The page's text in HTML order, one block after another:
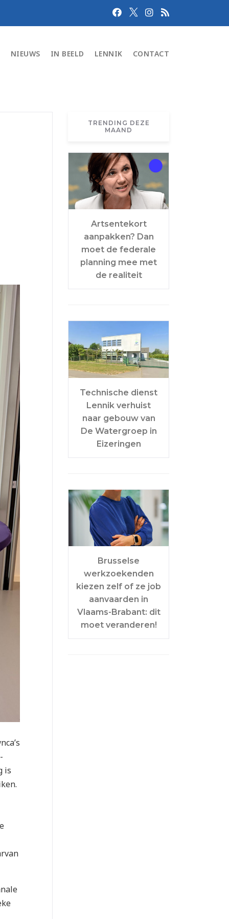
NIEUWS IN BEELD LENNIK CONTACT
is
TRENDING DEZE
MAAND
Artsentekort
aanpakken? Dan
moet de federale
planning mee met
de realiteit
Technische dienst
Lennik verhuist
naar gebouw van
De Watergroep in
Eizeringen
Brusselse
werkzoekenden
kiezen zelf of ze job
aanvaarden in
Vlaams-Brabant: dit
moet veranderen!